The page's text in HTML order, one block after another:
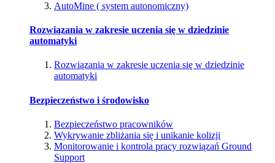
AutoMine ( system autonomiczny)
Rozwiązania w zakresie uczenia się w dziedzinie
automatyki
Rozwiązania w zakresie uczenia się w dziedzinie
automatyki
Bezpieczeństwo i środowisko
Bezpieczeństwo pracowników
Wykrywanie zbliżania się i unikanie kolizji
Monitorowanie i kontrola pracy rozwiązań Ground
Support